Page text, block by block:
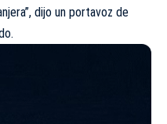
dijo un portavoz de